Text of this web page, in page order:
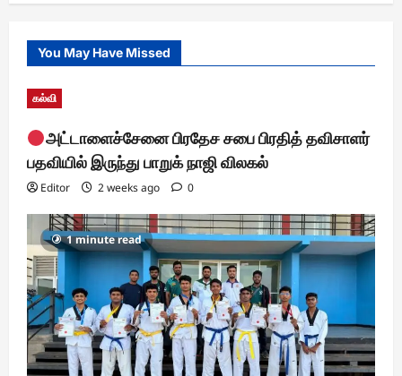
You May Have Missed
கல்வி
அட்டாளைச்சேனை பிரதேச சபை பிரதித் தவிசாளர்
பதவியில் இருந்து பாறுக் நாஜி விலகல்
Editor 2 weeks ago 0
1 minute read